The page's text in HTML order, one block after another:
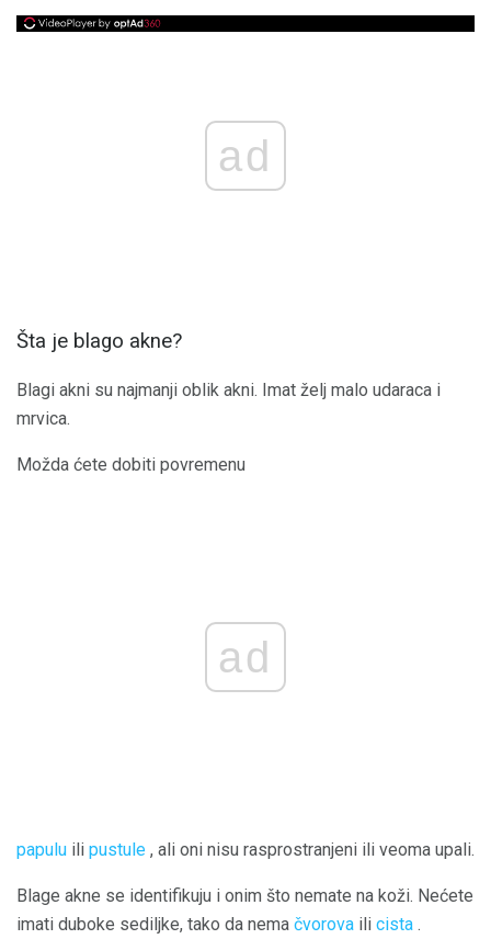
ad
Šta je blago akne?
Blagi akni su najmanji oblik akni. Imat želj malo udaraca i
mrvica.
Možda ćete dobiti povremenu
ad
papulu ili pustule , ali oni nisu rasprostranjeni ili veoma upali.
Blage akne se identifikuju i onim što nemate na koži. Nećete
imati duboke sediljke, tako da nema čvorova ili cista .